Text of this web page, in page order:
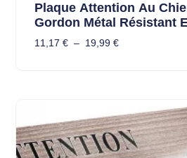
Plaque Attention Au
Gordon Métal Résistant
11,17 € – 19,99 €